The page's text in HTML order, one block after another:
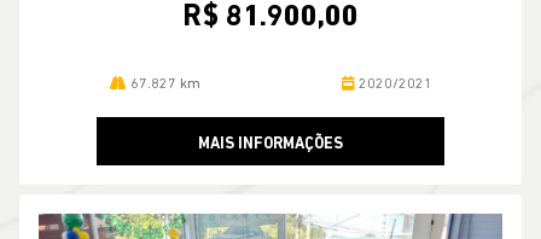
R$ 81.900,00
67.827 km 2020/2021
MAIS INFORMAÇÕES